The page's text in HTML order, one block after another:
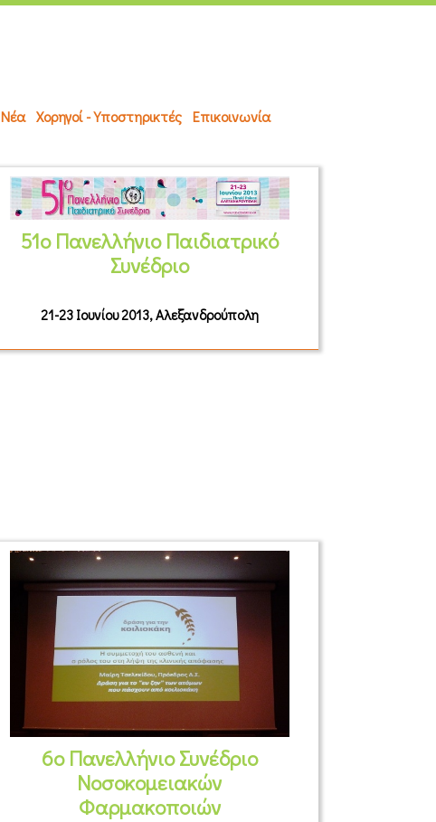
Νέα Χορηγοί - Υποστηρικτές Επικοινωνία
51ο Πανελλήνιο Παιδιατρικό
Συνέδριο
21-23 Ιουνίου 2013, Αλεξανδρούπολη
6ο Πανελλήνιο Συνέδριο
Νοσοκομειακών
Φαρμακοποιών